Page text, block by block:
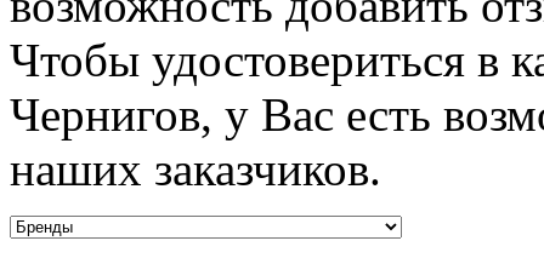
Чтобы удостовериться в
Чернигов, у Вас есть
наших заказчиков.